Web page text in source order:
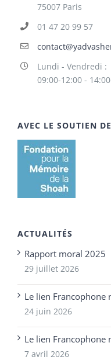
75007 Paris
01 47 20 99 57
Lundi - Vendredi :
09:00-12:00 -
AVEC LE SOUTIEN DE
ACTUALITÉS
Rapport moral 2025
29 juillet 2026
Le lien Francophone
24 juin 2026
Le lien Francophone
7 avril 2026